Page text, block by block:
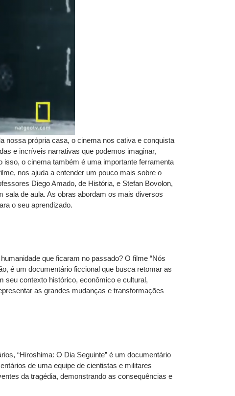
nossa própria casa, o cinema nos cativa e conquista
e incríveis narrativas que podemos imaginar,
o cinema também é uma importante ferramenta
nos ajuda a entender um pouco mais sobre o
Diego Amado, de História, e Stefan Bovolon,
de aula. As obras abordam os mais diversos
o seu aprendizado.
que ficaram no passado? O filme “Nós
é um documentário ficcional que busca retomar as
seu contexto histórico, econômico e cultural,
as grandes mudanças e transformações
“Hiroshima: O Dia Seguinte” é um documentário
de uma equipe de cientistas e militares
da tragédia, demonstrando as consequências e